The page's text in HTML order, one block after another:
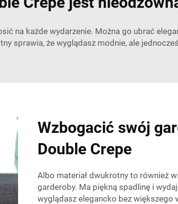
na każde wydarzenie. Można go ubrać
sprawia, że wyglądasz modnie, ale
Wzbogacić swój
Double Crepe
Albo materiał dwukrotny to również
garderoby. Ma piękną spadlinę i
wyglądasz elegancko bez większego